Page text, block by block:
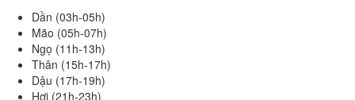
Dần (03h-05h)
Mão (05h-07h)
Ngọ (11h-13h)
Thân (15h-17h)
Dậu (17h-19h)
Hợi (21h-23h)